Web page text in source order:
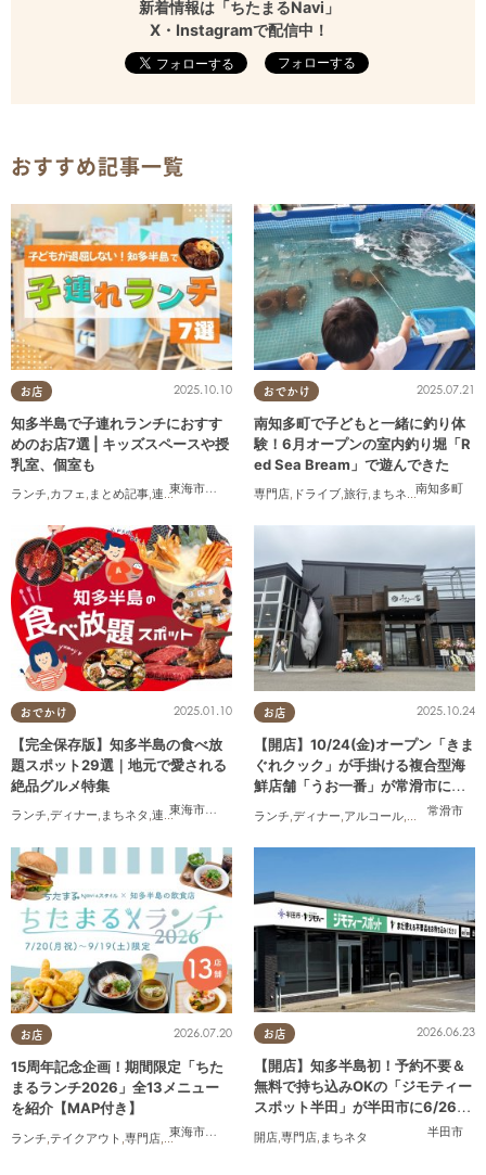
新着情報は「ちたまるNavi」
X・Instagramで配信中！
フォローする
おすすめ記事一覧
お店
東海市大府市 半田市,常滑市 ,武豊町
2025.10.10
知多半島で子連れランチにおすす
めのお店7選 | キッズスペースや授
乳室、個室も
ランチ,カフェ, まとめ記事,連載 ,親子 個室
おでかけ
南知多町
2025.07.21
南知多町で子どもと一緒に釣り体
験！6月オープンの室内釣り堀「R
ed Sea Bream」で遊んできた
専門店, ドライブ,旅行, まちネタ ,行ってみた
おでかけ
東海市大府市 知多市, 東浦町, 阿久比町 半田市 常滑市,武豊
2025.01.10
【完全保存版】知多半島の食べ放
題スポット29選｜地元で愛される
絶品グルメ特集
ランチ,ディナー, まちネタ ,連載 ,コスパ抜群
お店
常滑市
2025.10.24
【開店】10/24(金)オープン「きま
ぐれクック」が手掛ける複合型海
鮮店舗「うお一番」が常滑市に誕
ランチ,ディナー,アルコール,開店,まちネタ
お店
東海市
,大府市 知多市,東浦町,半田市,常滑市 武豊町
2026.07.20
15周年記念企画！期間限定「ちた
まるランチ2026」全13メニュー
を紹介【MAP付き】
ランチ,テイクアウト ,専門店,ちたまるスタイル掲載店,まとめ記事,家族 カップル,おひと
お店
半田市
2026.06.23
【開店】知多半島初！予約不要＆
無料で持ち込みOKの「ジモティー
スポット半田」が半田市に6/26
(金)オープン
開店,専門店, まちネタ